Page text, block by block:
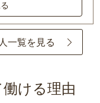
一覧を見る
ける理由